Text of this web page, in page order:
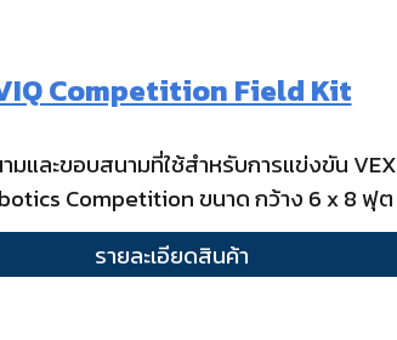
Competition Field Kit
มและขอบสนามที่ใช้สำหรับการแข่งขัน VEX
Competition ขนาด กว้าง 6x8 ฟุต
รายละเอียดสินค้า